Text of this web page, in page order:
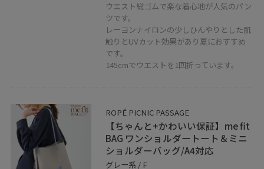
ウエスト総ゴムで楽な着心地が人気のパン
ツです。
レーヨンナイロンの少しひんやりとした肌
触りとUVカット効果があり夏におすすめ
です。
145cmでウエストを1回折っています。
ROPÉ PICNIC PASSAGE
【ちゃんと+かわいい保証】me fit
BAG ワンショルダートート＆ミニ
ショルダーバッグ/A4対応
グレー系 / F